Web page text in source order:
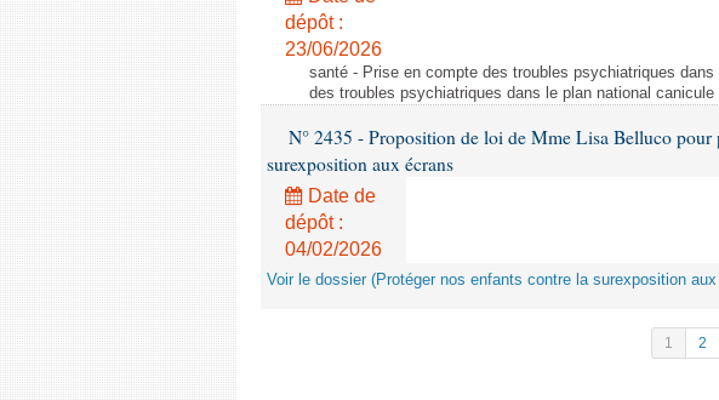
dépôt :
23/06/2026
santé - Prise en compte des troubles psychiatriques
des troubles psychiatriques dans le plan national canicule
N° 2435 - Proposition de loi de Mme Lisa Belluco pour
surexposition aux écrans
Date de
dépôt :
04/02/2026
Voir le dossier (Protéger nos enfants contre la surexposition
1 2